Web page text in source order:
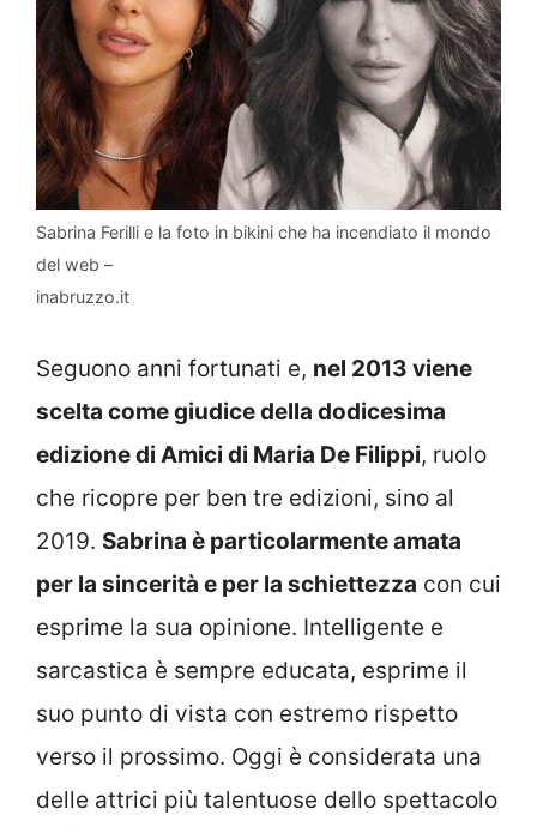
Sabrina Ferilli e la foto in bikini che ha incendiato il mondo
del web –
inabruzzo.it
Seguono anni fortunati e, nel 2013 viene
scelta come giudice della dodicesima
edizione di Amici di Maria De Filippi, ruolo
che ricopre per ben tre edizioni, sino al
2019. Sabrina è particolarmente amata
per la sincerità e per la schiettezza con cui
esprime la sua opinione. Intelligente e
sarcastica è sempre educata, esprime il
suo punto di vista con estremo rispetto
verso il prossimo. Oggi è considerata una
delle attrici più talentuose dello spettacolo